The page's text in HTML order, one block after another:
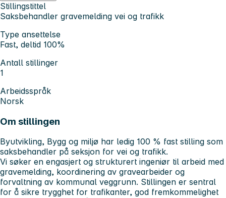
Stillingstittel
Saksbehandler gravemelding vei og trafikk
Type ansettelse
Fast, deltid 100%
Antall stillinger
1
Arbeidsspråk
Norsk
Om stillingen
Byutvikling, Bygg og miljø har ledig 100 % fast stilling som
saksbehandler på seksjon for vei og trafikk.
Vi søker en engasjert og strukturert ingeniør til arbeid med
gravemelding, koordinering av gravearbeider og
forvaltning av kommunal veggrunn. Stillingen er sentral
for å sikre trygghet for trafikanter, god fremkommelighet